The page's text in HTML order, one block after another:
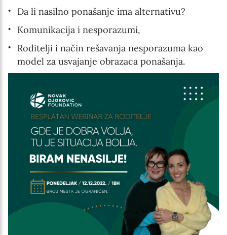
Da li nasilno ponašanje ima alternativu?
Komunikacija i nesporazumi,
Roditelji i način rešavanja nesporazuma kao
model za usvajanje obrazaca ponašanja.
Interests
Online education
The Early Years Blog
Program updates
SUBSCRIBE
I agree with Privacy Policy